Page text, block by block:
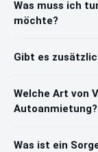
Was muss ich
möchte?
Gibt es
Welche Art von
Autoanmietung?
Was ist ein